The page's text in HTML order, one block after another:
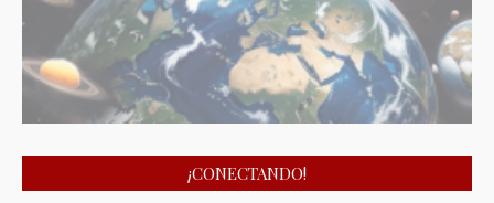
¡CONECTANDO!